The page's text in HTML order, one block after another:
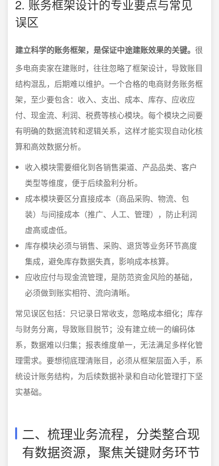
2. 账务框架设计的专业要点与常见
误区
建立科学的账务框架，是保证中途建账效果的关键。 很
多电商卖家在建账时，往往忽略了框架设计，导致账目
结构混乱，后期难以维护。一个合格的电商财务账务框
架，至少要包含：收入、支出、成本、库存、应收应
付、现金流、利润、税费等核心模块。每个模块之间要
有明确的数据流转和逻辑关系，这样才能实现自动化核
算和高效数据分析。
收入模块需要细化到各销售渠道、产品品类、客户
类型等维度，便于后续盈利分析。
成本模块要区分直接成本（商品采购、物流、包
装）与间接成本（推广、人工、管理），防止利润
虚高或虚低。
库存模块必须与销售、采购、退货等业务环节高度
集成，避免库存数据失真，影响成本核算。
应收应付与现金流管理，是防范资金风险的基础，
必须做到账实相符、流向清晰。
常见误区包括：只记录日常收支，忽略成本细化；库存
与财务分离，导致账目脱节；没有建立统一的编码体
系，数据难以归集；报表维度单一，无法满足多样化管
理需求。要想彻底理清账目，必须从框架层面入手，系
统设计账务结构，为后续数据补录和自动化管理打下坚
实基础。
二、梳理业务流程，分类整合现
有数据资源，聚焦关键财务环节